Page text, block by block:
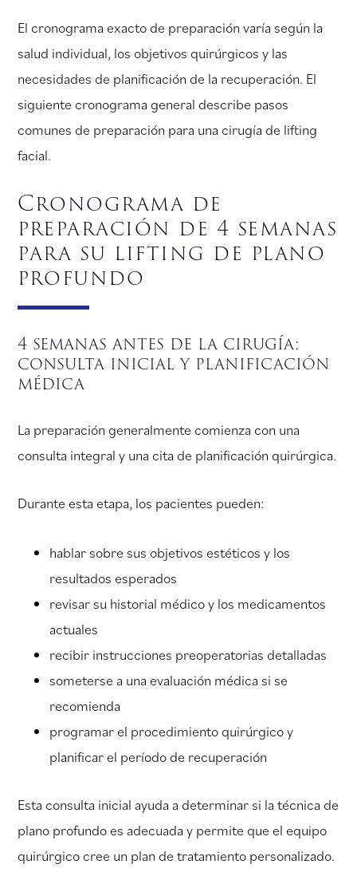
El cronograma exacto de preparación varía según la
salud individual, los objetivos quirúrgicos y las
necesidades de planificación de la recuperación. El
siguiente cronograma general describe pasos
comunes de preparación para una cirugía de lifting
facial.
Cronograma de
preparación de 4 semanas
para su lifting de plano
profundo
4 semanas antes de la cirugía:
consulta inicial y planificación
médica
La preparación generalmente comienza con una
consulta integral y una cita de planificación quirúrgica.
Durante esta etapa, los pacientes pueden:
hablar sobre sus objetivos estéticos y los
resultados esperados
revisar su historial médico y los medicamentos
actuales
recibir instrucciones preoperatorias detalladas
someterse a una evaluación médica si se
recomienda
programar el procedimiento quirúrgico y
planificar el período de recuperación
Esta consulta inicial ayuda a determinar si la técnica de
plano profundo es adecuada y permite que el equipo
quirúrgico cree un plan de tratamiento personalizado.